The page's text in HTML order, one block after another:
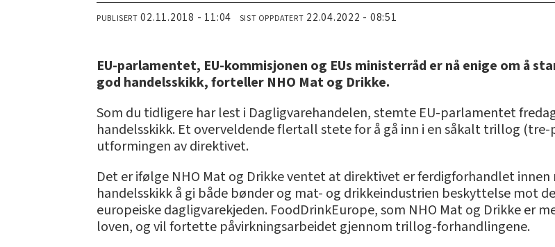
PUBLISERT 02.11.2018 - 11:04 SIST OPPDATERT 22.04.2022 - 08:51
EU-parlamentet, EU-kommisjonen og EUs ministerråd er nå enige om å
god handelsskikk, forteller NHO Mat og Drikke.
Som du tidligere har lest i Dagligvarehandelen, stemte EU-parlamentet
handelsskikk. Et overveldende flertall stete for å gå inn i en såkalt trillog
utformingen av direktivet.
Det er ifølge NHO Mat og Drikke ventet at direktivet er ferdigforhandlet innen
handelsskikk å gi både bønder og mat- og drikkeindustrien beskyttelse mot
europeiske dagligvarekjeden. FoodDrinkEurope, som NHO Mat og Drikke er
loven, og vil fortette påvirkningsarbeidet gjennom trillog-forhandlingene.